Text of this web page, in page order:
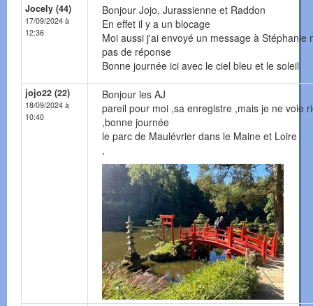
Jocely (44)
17/09/2024 à
12:36
Bonjour Jojo, Jurassienne et Raddon
En effet il y a un blocage
Moi aussi j'ai envoyé un message à Stéphanie
pas de réponse
Bonne journée ici avec le ciel bleu et le soleil
jojo22 (22)
18/09/2024 à
10:40
Bonjour les AJ
pareil pour moi ,sa enregistre ,mais je ne voie
,bonne journée
le parc de Maulévrier dans le Maine et Loire
,